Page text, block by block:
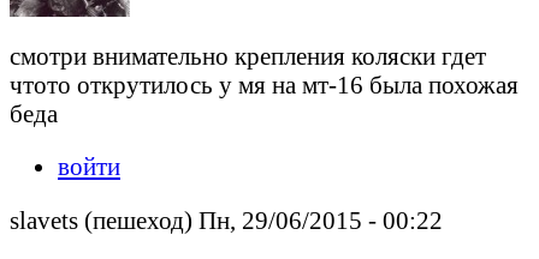
смотри внимательно крепления коляски гдет
чтото открутилось у мя на мт-16 была похожая
беда
войти
slavets (пешеход) Пн, 29/06/2015 - 00:22